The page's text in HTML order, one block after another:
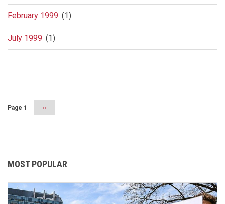
February 1999 (1)
July 1999 (1)
Page 1
Next
page
››
MOST POPULAR